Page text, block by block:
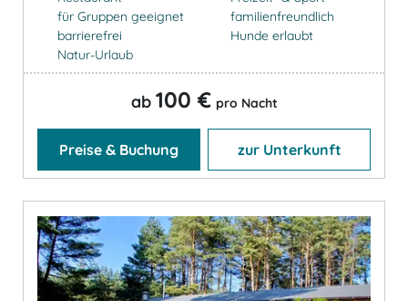
für Gruppen geeignet
barrierefrei
Natur-Urlaub
familienfreundlich
Hunde erlaubt
ab 100 € pro Nacht
Preise & Buchung zur Unterkunft